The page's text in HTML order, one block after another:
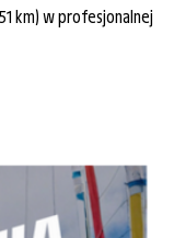
km) w profesjonalnej